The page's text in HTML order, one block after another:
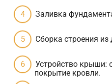
Заливка
Сборка строения
Устройство крыши:
покрытие кровли.